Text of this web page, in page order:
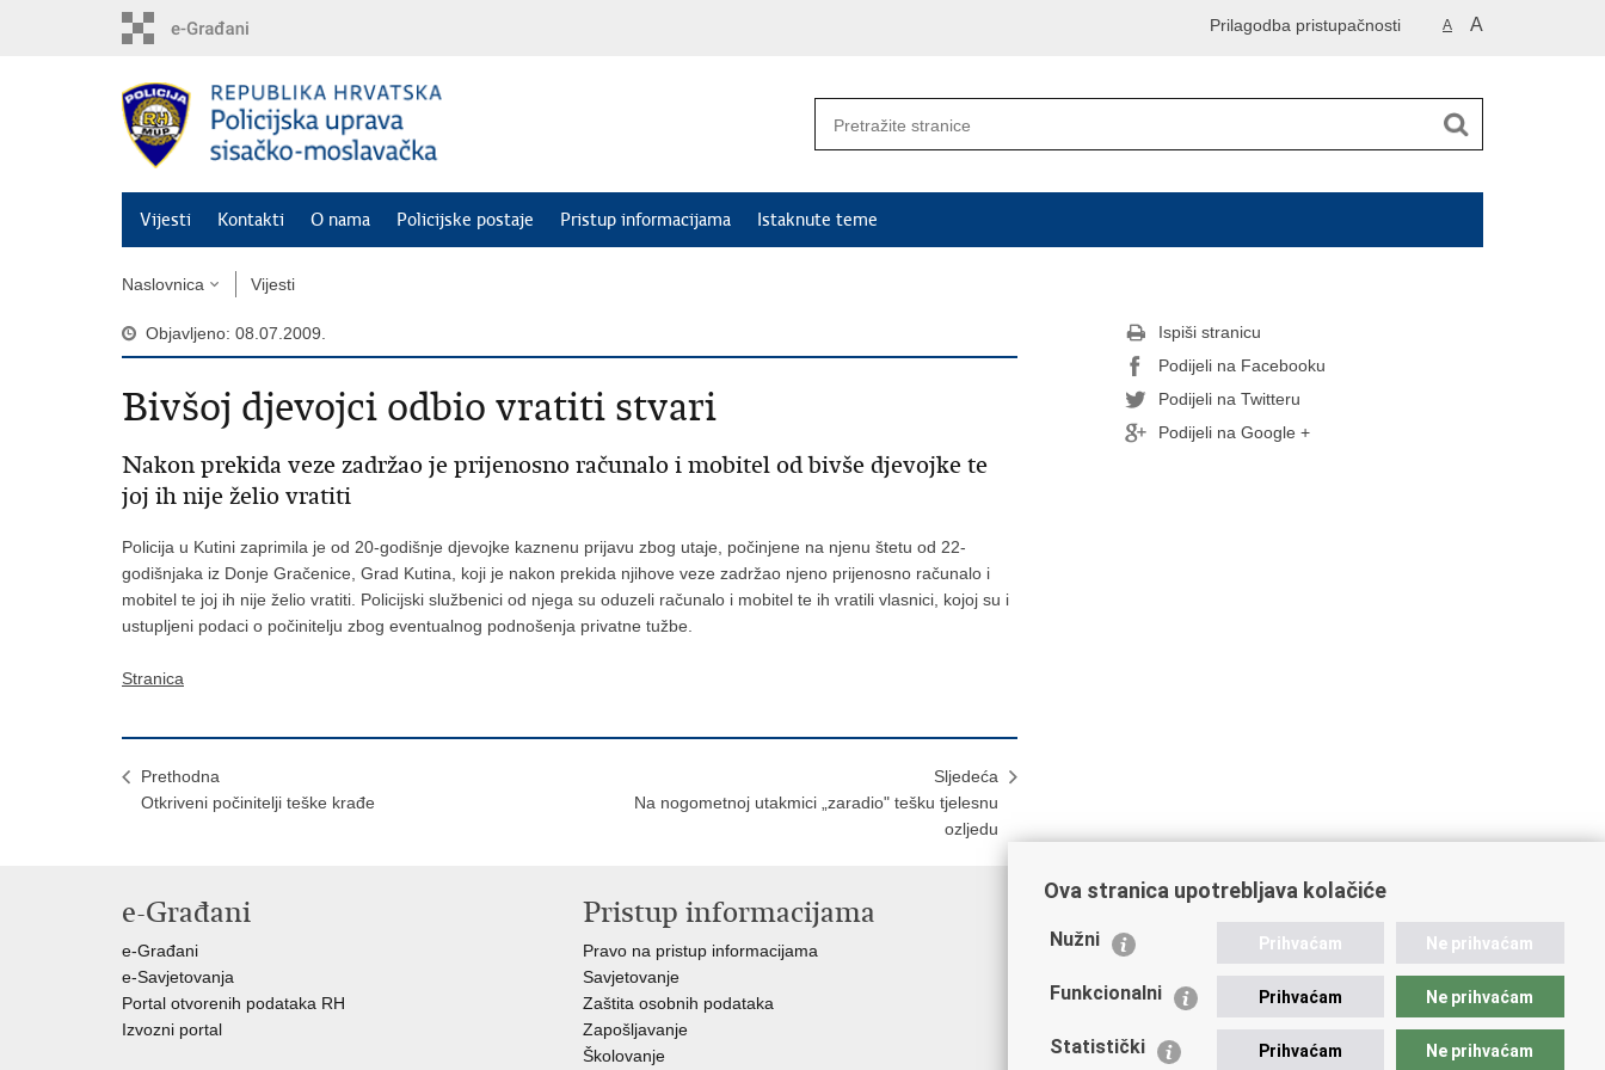
A A
Prilagodba pristupačnosti
Vijesti Kontakti O nama Policijske postaje Pristup informacijama Istaknute teme
Naslovnica Vijesti
Objavljeno: 08.07.2009.
Bivšoj djevojci odbio vratiti stvari
Nakon prekida veze zadržao je prijenosno računalo i mobitel od bivše djevojke te
joj ih nije želio vratiti
Policija u Kutini zaprimila je od 20-godišnje djevojke kaznenu prijavu zbog utaje, počinjene na njenu štetu od 22-
godišnjaka iz Donje Gračenice, Grad Kutina, koji je nakon prekida njihove veze zadržao njeno prijenosno računalo i
mobitel te joj ih nije želio vratiti. Policijski službenici od njega su oduzeli računalo i mobitel te ih vratili vlasnici, kojoj su i
ustupljeni podaci o počinitelju zbog eventualnog podnošenja privatne tužbe.
Stranica
Prethodna
Otkriveni počinitelji teške krađe
Sljedeća
Na nogometnoj utakmici „zaradio" tešku tjelesnu
ozljedu
Ispiši stranicu
Podijeli na Facebooku
Podijeli na Twitteru
Podijeli na Google +
e-Građani
e-Građani
e-Savjetovanja
Portal otvorenih podataka RH
Izvozni portal
Pristup informacijama
Pravo na pristup informacijama
Savjetovanje
Zaštita osobnih podataka
Zapošljavanje
Školovanje
Važne poveznice
Ministarstvo unutarnjih poslova
Udruge
Policijska akademija
Ova stranica upotrebljava kolačiće
Nužni Prihvaćam Ne prihvaćam
Funkcionalni Prihvaćam Ne prihvaćam
Statistički Prihvaćam Ne prihvaćam